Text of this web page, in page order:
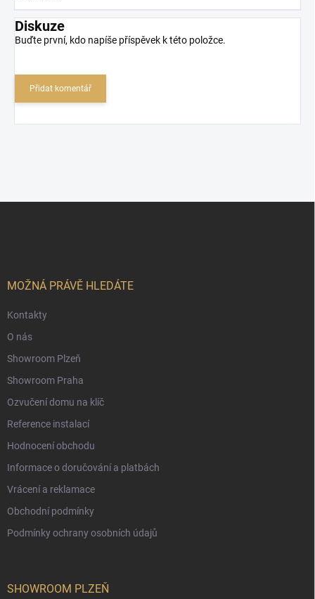
Diskuze
Buďte první, kdo napíše příspěvek k této položce.
Přidat komentář
MOŽNÁ PRÁVĚ HLEDÁTE
Kontakty
O nás
Showroom Plzeň
Showroom Praha
Ozvučení domu na klíč
Reference instalací
Hodnocení obchodu
Informace o doručování a platbách
Vrácení a reklamace
Obchodní podmínky
Podmínky ochrany osobních údajů
SHOWROOM PLZEŇ